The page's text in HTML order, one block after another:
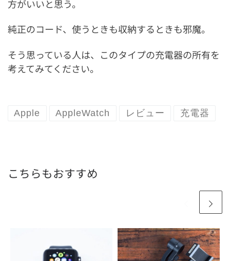
方がいいと思う。
純正のコード、使うときも収納するときも邪魔。
そう思っている人は、このタイプの充電器の所有を
考えてみてください。
Apple AppleWatch レビュー 充電器
こちらもおすすめ